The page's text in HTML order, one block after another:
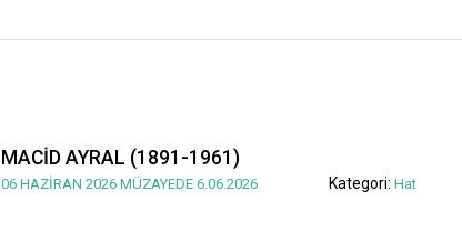
MACİD AYRAL (1891-1961)
06 HAZİRAN 2026 MÜZAYEDE 6.06.2026 Kategori: Hat